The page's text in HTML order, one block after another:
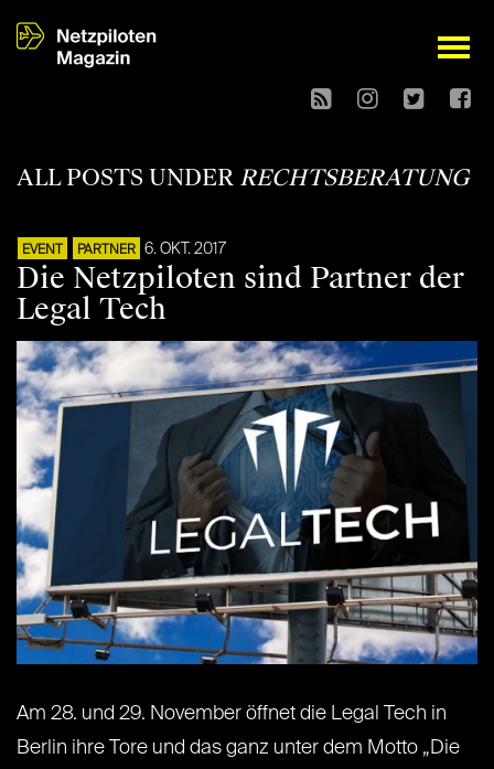
open
ALL POSTS UNDER RECHTSBERATUNG
EVENT PARTNER 6. OKT. 2017
Die Netzpiloten sind Partner der
Legal Tech
Am 28. und 29. November öffnet die Legal Tech in
Berlin ihre Tore und das ganz unter dem Motto „Die